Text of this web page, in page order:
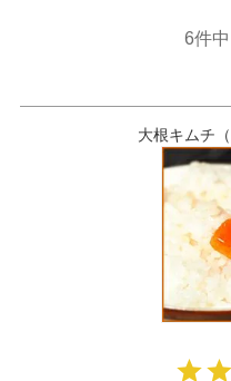
6件中
大根キムチ